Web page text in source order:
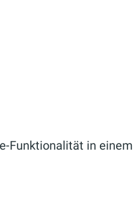
Funktionalität in einem